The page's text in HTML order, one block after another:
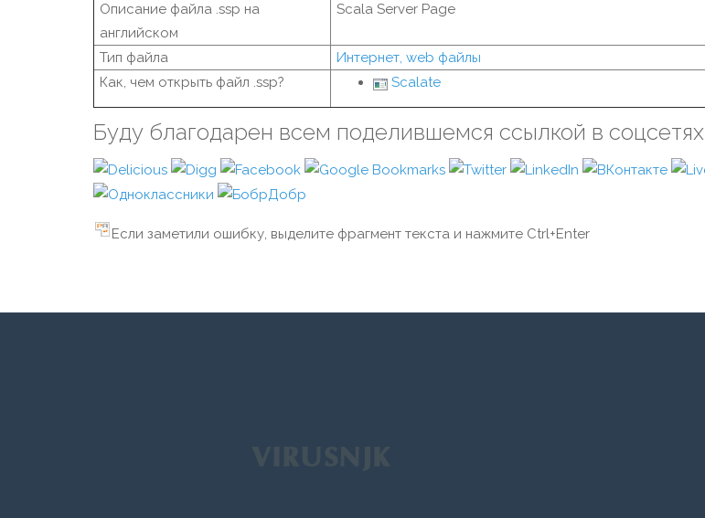
Описание файла .ssp на
английском
Scala Server Page
Тип файла
Интернет, web файлы
Как, чем открыть файл .ssp?
Scalate
Буду благодарен всем поделившемся ссылкой в соцсетях
Если заметили ошибку, выделите фрагмент текста и нажмите Ctrl+Enter